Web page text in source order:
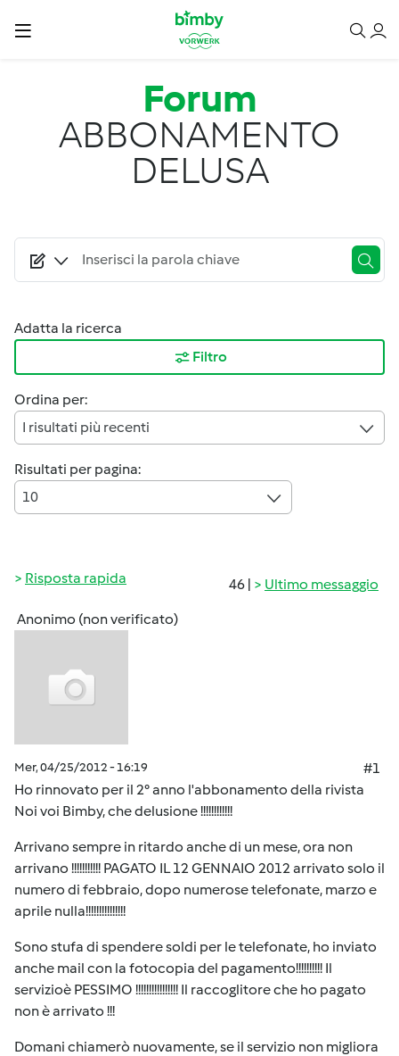
Salta al contenuto principale
Forum
ABBONAMENTO
DELUSA
Adatta la ricerca
Filtro
Ordina per:
I risultati più recenti
Risultati per pagina:
10
46 | Ultimo messaggio
Risposta rapida
Anonimo (non verificato)
Mer, 04/25/2012 - 16:19
#1
Ho rinnovato per il 2° anno l'abbonamento della rivista
Noi voi Bimby, che delusione !!!!!!!!!!!!
Arrivano sempre in ritardo anche di un mese, ora non
arrivano !!!!!!!!!!! PAGATO IL 12 GENNAIO 2012 arrivato solo il
numero di febbraio, dopo numerose telefonate, marzo e
aprile nulla!!!!!!!!!!!!!!!
Sono stufa di spendere soldi per le telefonate, ho inviato
anche mail con la fotocopia del pagamento!!!!!!!!!! Il
servizioè PESSIMO !!!!!!!!!!!!!!!! Il raccoglitore che ho pagato
non è arrivato !!!
Domani chiamerò nuovamente, se il servizio non migliora